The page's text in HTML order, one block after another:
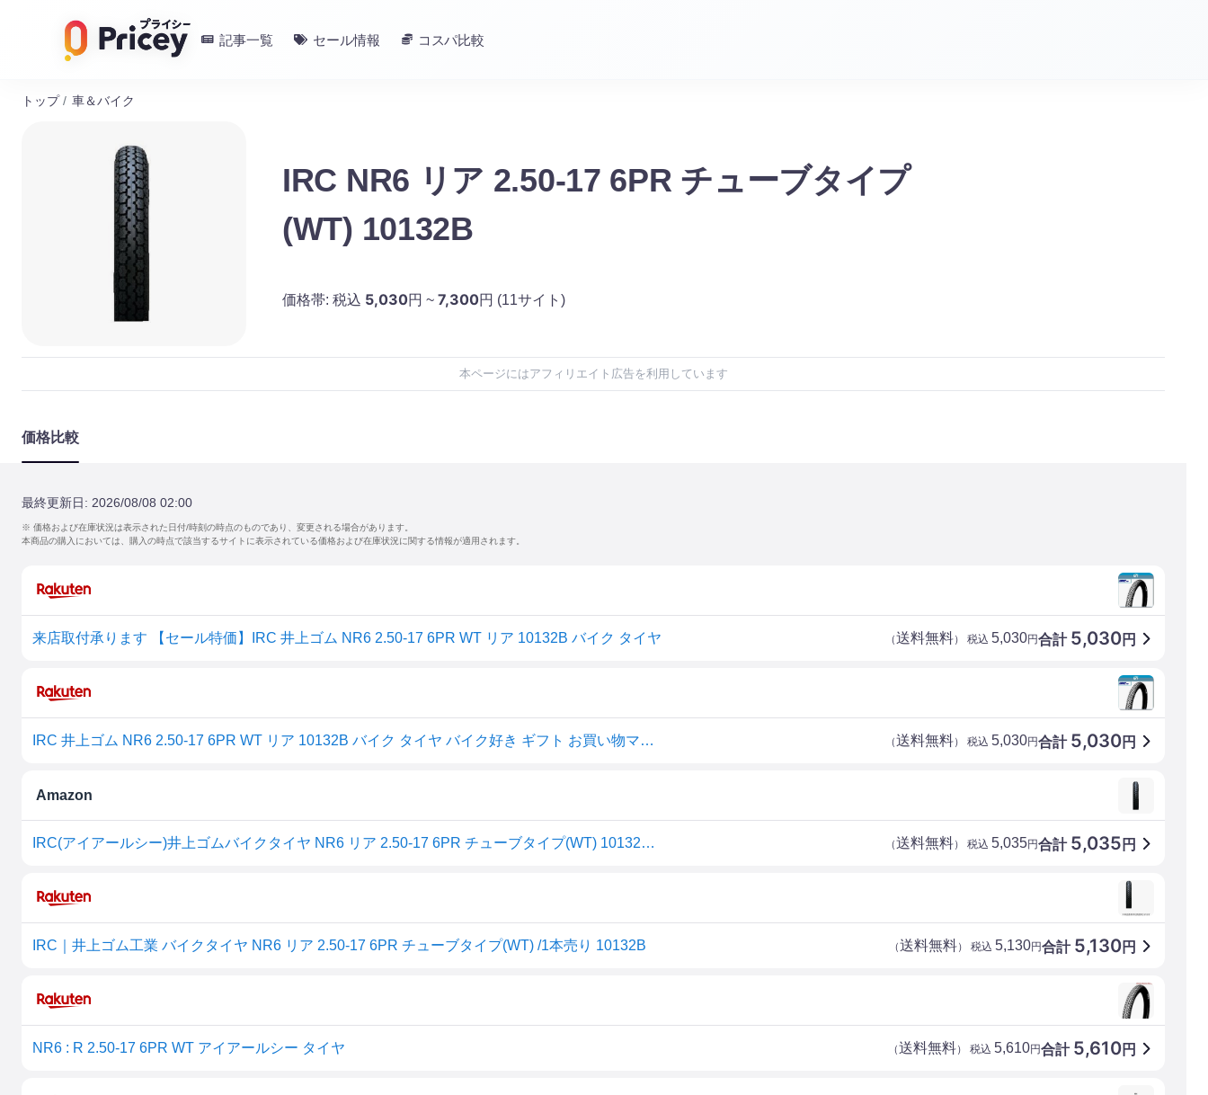
記事一覧 セール情報 コスパ比較
トップ / 車＆バイク
IRC NR6 リア 2.50-17 6PR チューブタイプ
(WT) 10132B
価格帯: 税込 5,030円 ~ 7,300円 (11サイト)
本ページにはアフィリエイト広告を利用しています
価格比較
最終更新日: 2026/08/08 02:00
※ 価格および在庫状況は表示された日付/時刻の時点のものであり、変更される場合があります。
本商品の購入においては、購入の時点で該当するサイトに表示されている価格および在庫状況に関する情報が適用されます。
来店取付承ります 【セール特価】IRC 井上ゴム NR6 2.50-17 6PR WT リア 10132B バイク タイヤ 合計 5,030円
（送料無料） 税込 5,030円
IRC 井上ゴム NR6 2.50-17 6PR WT リア 10132B バイク タイヤ バイク好き ギフト お買い物マラソン 開催 合計 5,030円
（送料無料） 税込 5,030円
Amazon
IRC(アイアールシー)井上ゴムバイクタイヤ NR6 リア 2.50-17 6PR チューブタイプ(WT) 10132B 二輪 オートバイ用 合計 5,035 円
（送料無料） 税込 5,035円
IRC｜井上ゴム工業 バイクタイヤ NR6 リア 2.50-17 6PR チューブタイプ(WT) /1本売り 10132B 合計 5,130円
（送料無料） 税込 5,130円
NR6 : R 2.50-17 6PR WT アイアールシー タイヤ 合計 5,610円
（送料無料） 税込 5,610円